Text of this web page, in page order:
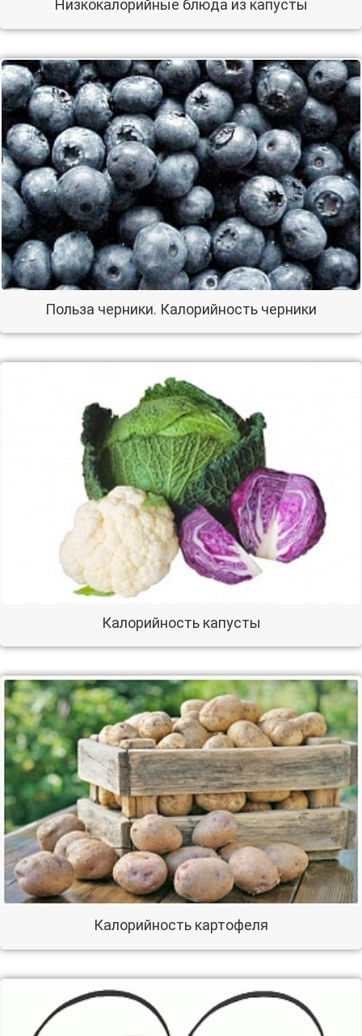
Низкокалорийные блюда из капусты
Польза черники. Калорийность черники
Калорийность капусты
Калорийность картофеля